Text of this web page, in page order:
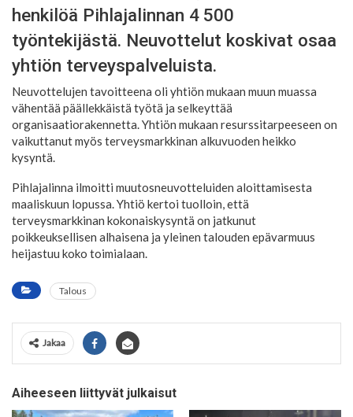
henkilöä Pihlajalinnan 4 500
työntekijästä. Neuvottelut koskivat osaa
yhtiön terveyspalveluista.
Neuvottelujen tavoitteena oli yhtiön mukaan muun muassa
vähentää päällekkäistä työtä ja selkeyttää
organisaatiorakennetta. Yhtiön mukaan resurssitarpeeseen on
vaikuttanut myös terveysmarkkinan alkuvuoden heikko
kysyntä.
Pihlajalinna ilmoitti muutosneuvotteluiden aloittamisesta
maaliskuun lopussa. Yhtiö kertoi tuolloin, että
terveysmarkkinan kokonaiskysyntä on jatkunut
poikkeuksellisen alhaisena ja yleinen talouden epävarmuus
heijastuu koko toimialaan.
Talous
Jakaa
Aiheeseen liittyvät julkaisut